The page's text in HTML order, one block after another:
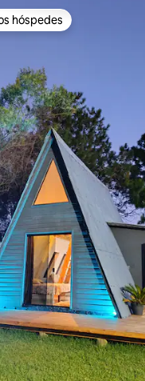
preferidos dos hóspedes
hóspedes